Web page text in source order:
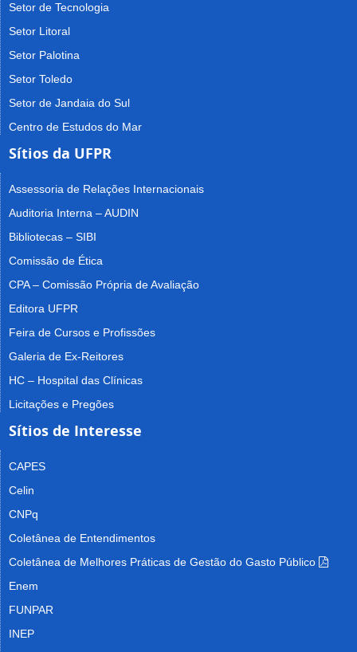
Setor de Tecnologia
Setor Litoral
Setor Palotina
Setor Toledo
Setor de Jandaia do Sul
Centro de Estudos do Mar
Sítios da UFPR
Assessoria de Relações Internacionais
Auditoria Interna – AUDIN
Bibliotecas – SIBI
Comissão de Ética
CPA – Comissão Própria de Avaliação
Editora UFPR
Feira de Cursos e Profissões
Galeria de Ex-Reitores
HC – Hospital das Clínicas
Licitações e Pregões
Sítios de Interesse
CAPES
Celin
CNPq
Coletânea de Entendimentos
Coletânea de Melhores Práticas de Gestão do Gasto Público
Enem
FUNPAR
INEP